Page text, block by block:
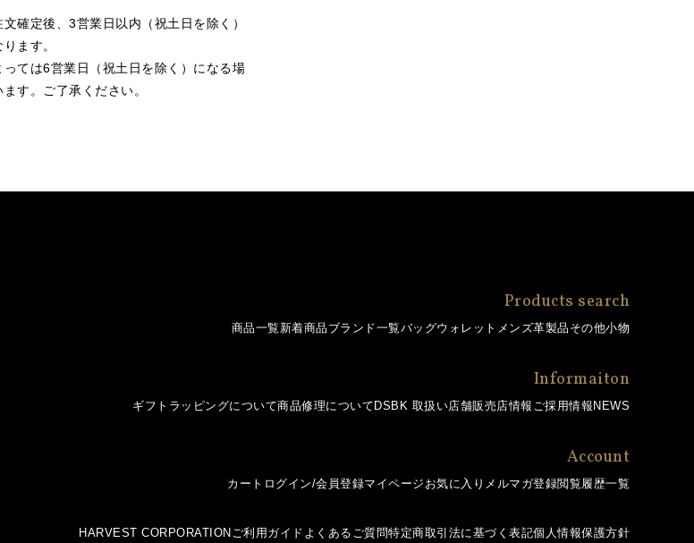
確定後、3営業日以内（祝土日を除く）
ます。
ては6営業日（祝土日を除く）になる場
す。ご了承ください。
Products search
商品一覧 新着商品 ブランド一覧バッグウォレット メンズ革製品 その他小物
Informaiton
ギフトラッピングについて商品修理について DSBK 取扱い店舗販売店情報 ご採用情報 NEWS
Account
カート ログイン/会員登録マイページ お気に入り メルマガ登録閲覧履歴一覧
HARVEST CORPORATION ご利用ガイド よくあるご質問特定商取引法に基づく表記個人情報保護方針